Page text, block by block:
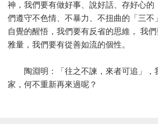
神，我們要有做好事、說好話、存好心的
們遵守不色情、不暴力、不扭曲的「三不
自覺的醒悟，我們要有反省的思維， 我
雅量，我們要有從善如流的個性。
陶淵明：「往之不諫，來者可追」，
家，何不重新再來過呢？